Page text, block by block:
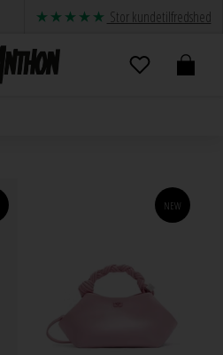
Stor kundetilfredshed
NEW